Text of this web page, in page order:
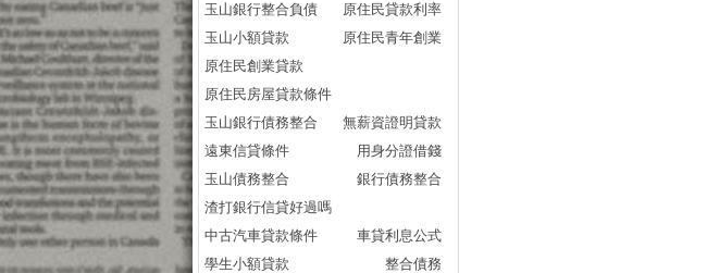
玉山銀行整合負債
原住民貸款利率
玉山小額貸款
原住民青年創業
原住民創業貸款
原住民房屋貸款條件
玉山銀行債務整合
無薪資證明貸款
遠東信貸條件
用身分證借錢
玉山債務整合
銀行債務整合
渣打銀行信貸好過嗎
中古汽車貸款條件
車貸利息公式
學生小額貸款
整合債務